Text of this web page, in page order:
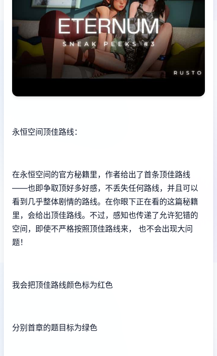
永恒空间顶佳路线：
在永恒空间的官方秘籍里，作者给出了首条顶佳路线
——也即争取顶好多好感，不丢失任何路线，并且可以
看到几乎整体剧情的路线。在你眼下正在看的这篇秘籍
里，会给出顶佳路线。不过，感知也传递了允许犯错的
空间，即使不严格按照顶佳路线来， 也不会出现大问
题！
我会把顶佳路线颜色标为红色
分别首章的题目标为绿色